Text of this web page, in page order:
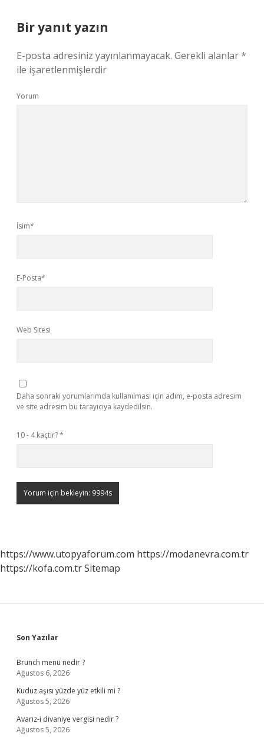
Bir yanıt yazın
E-posta adresiniz yayınlanmayacak. Gerekli alanlar*
ile işaretlenmişlerdir
Yorum
İsim*
E-Posta*
Web Sitesi
Daha sonraki yorumlarımda kullanılması için adım, e-posta adresim
ve site adresim bu tarayıcıya kaydedilsin.
10 - 4 kaçtır?*
https://www.utopyaforum.com https://modanevra.com.tr
https://kofa.com.trSitemap
Sidebar
Son Yazılar
Brunch menü nedir ?
Ağustos 6, 2026
Kuduz aşısı yüzde yüz etkili mi ?
Ağustos 5, 2026
Avarız-i divaniye vergisi nedir ?
Ağustos 5, 2026